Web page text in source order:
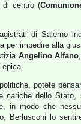
di centro (
di Salerno
per impedire alla
Angelino Alfano
epica.
potete
cariche dello
in modo che
Berlusconi lo